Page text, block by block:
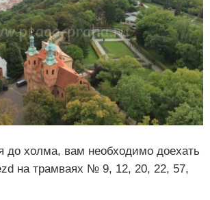
до холма, вам необходимо доехать
на трамваях № 9, 12, 20, 22, 57,